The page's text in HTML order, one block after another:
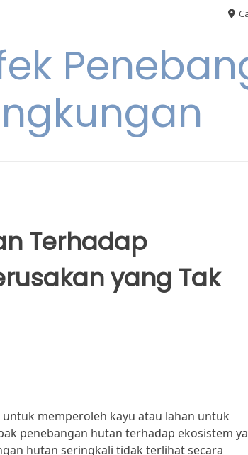
Terhadap
yang Tak
memperoleh kayu atau lahan untuk
penebangan hutan terhadap ekosistem
hutan seringkali tidak terlihat secara